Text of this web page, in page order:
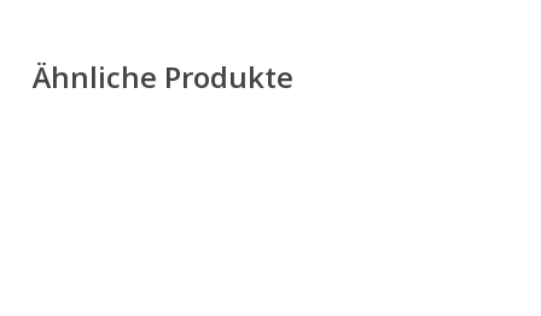
Ähnliche Produkte